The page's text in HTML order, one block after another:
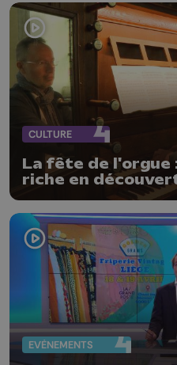
CULTURE
La fête de l'orgue
riche en
EVÈNEMENTS